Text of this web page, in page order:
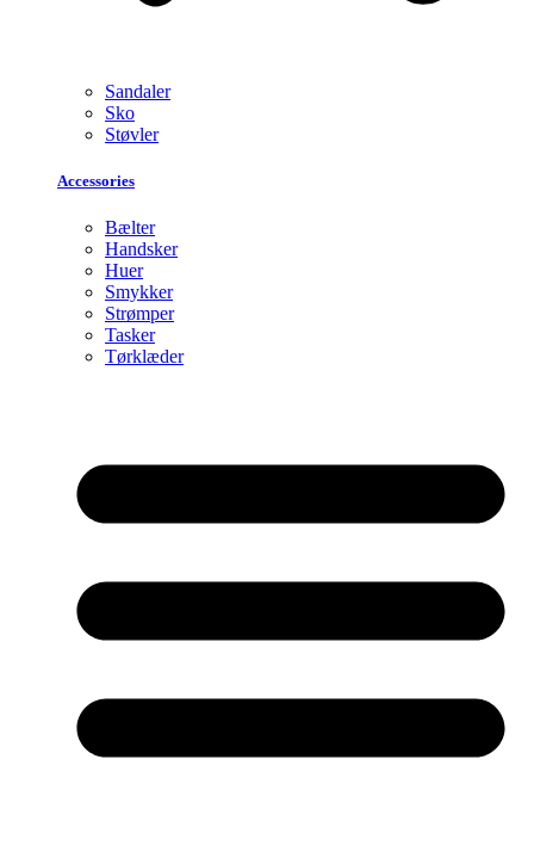
Sandaler
Sko
Støvler
Accessories
Bælter
Handsker
Huer
Smykker
Strømper
Tasker
Tørklæder